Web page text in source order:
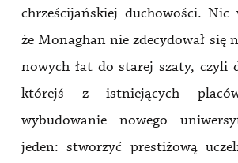
chrześcijańskiej duchowości. Nic
że Monaghan nie zdecydował się
nowych łat do starej szaty, czyli
którejś z istniejących
wybudowanie nowego
jeden: stworzyć prestiżową